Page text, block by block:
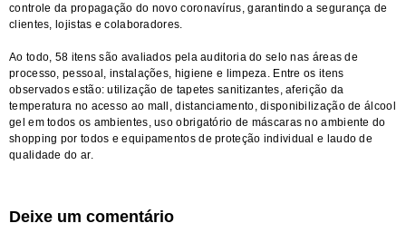
controle da propagação do novo coronavírus, garantindo a segurança de
clientes, lojistas e colaboradores.
Ao todo, 58 itens são avaliados pela auditoria do selo nas áreas de
processo, pessoal, instalações, higiene e limpeza. Entre os itens
observados estão: utilização de tapetes sanitizantes, aferição da
temperatura no acesso ao mall, distanciamento, disponibilização de álcool
gel em todos os ambientes, uso obrigatório de máscaras no ambiente do
shopping por todos e equipamentos de proteção individual e laudo de
qualidade do ar.
Deixe um comentário